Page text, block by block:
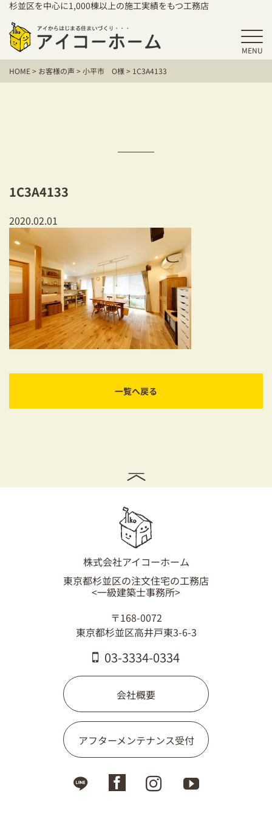
杉並区を中心に1,000棟以上の施工実績をもつ工務店
MENU
HOME
アイコーホームの家づくり
二世帯住宅をお考えの方
建て替えをお考えの方
耐震対策も安心の家づくり
リフォーム・リノベーションをお考えの方
必見！土地からお探しの方へ
ショールーム
03-3334-0334
HOME> お客様の声 >小平市 O様> 1C3A4133
1C3A4133
2020.02.01
一覧へ戻る
株式会社アイコーホーム
東京都杉並区の注文住宅の工務店
<一級建築士事務所>
〒168-0072
東京都杉並区高井戸東3-6-3
03-3334-0334
会社概要
アフターメンテナンス受付